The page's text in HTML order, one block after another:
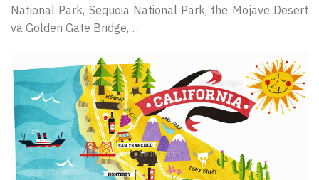
National Park, Sequoia National Park, the Mojave Desert
và Golden Gate Bridge,…